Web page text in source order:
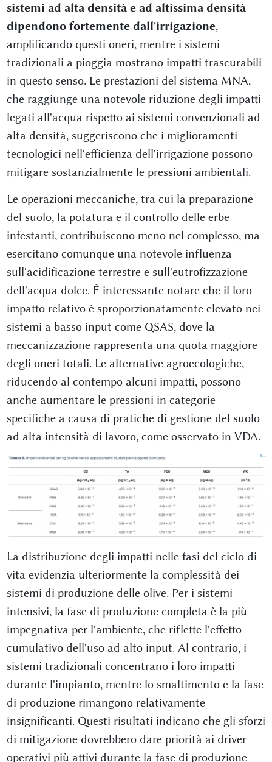
sistemi ad alta densità e ad altissima densità
dipendono fortemente dall'irrigazione,
amplificando questi oneri, mentre i sistemi
tradizionali a pioggia mostrano impatti trascurabili
in questo senso. Le prestazioni del sistema MNA,
che raggiunge una notevole riduzione degli impatti
legati all'acqua rispetto ai sistemi convenzionali ad
alta densità, suggeriscono che i miglioramenti
tecnologici nell'efficienza dell'irrigazione possono
mitigare sostanzialmente le pressioni ambientali.
Le operazioni meccaniche, tra cui la preparazione
del suolo, la potatura e il controllo delle erbe
infestanti, contribuiscono meno nel complesso, ma
esercitano comunque una notevole influenza
sull'acidificazione terrestre e sull'eutrofizzazione
dell'acqua dolce. È interessante notare che il loro
impatto relativo è sproporzionatamente elevato nei
sistemi a basso input come QSAS, dove la
meccanizzazione rappresenta una quota maggiore
degli oneri totali. Le alternative agroecologiche,
riducendo al contempo alcuni impatti, possono
anche aumentare le pressioni in categorie
specifiche a causa di pratiche di gestione del suolo
ad alta intensità di lavoro, come osservato in VDA.
La distribuzione degli impatti nelle fasi del ciclo di
vita evidenzia ulteriormente la complessità dei
sistemi di produzione delle olive. Per i sistemi
intensivi, la fase di produzione completa è la più
impegnativa per l'ambiente, che riflette l'effetto
cumulativo dell'uso ad alto input. Al contrario, i
sistemi tradizionali concentrano i loro impatti
durante l'impianto, mentre lo smaltimento e la fase
di produzione rimangono relativamente
insignificanti. Questi risultati indicano che gli sforzi
di mitigazione dovrebbero dare priorità ai driver
operativi più attivi durante la fase di produzione